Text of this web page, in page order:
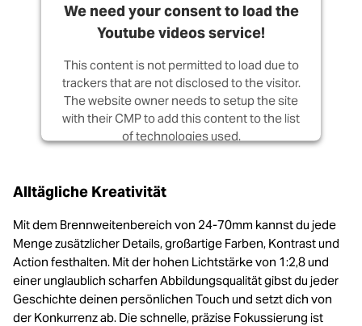
We need your consent to load the
Youtube videos service!
This content is not permitted to load due to
trackers that are not disclosed to the visitor.
The website owner needs to setup the site
with their CMP to add this content to the list
of technologies used.
Management Platform
Alltägliche Kreativität
Mit dem Brennweitenbereich von 24-70mm kannst du jede
Menge zusätzlicher Details, großartige Farben, Kontrast und
Action festhalten. Mit der hohen Lichtstärke von 1:2,8 und
einer unglaublich scharfen Abbildungsqualität gibst du jeder
Geschichte deinen persönlichen Touch und setzt dich von
der Konkurrenz ab. Die schnelle, präzise Fokussierung ist